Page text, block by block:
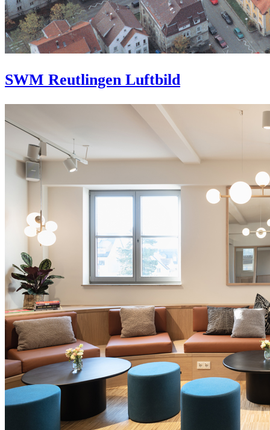
SWM Reutlingen Luftbild